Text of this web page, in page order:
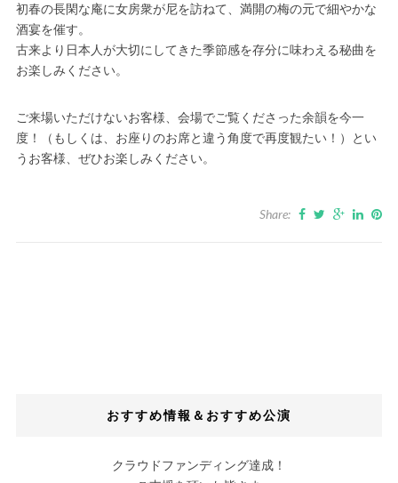
初春の長閑な庵に女房衆が尼を訪ねて、満開の梅の元で細やかな
酒宴を催す。
古来より日本人が大切にしてきた季節感を存分に味わえる秘曲を
お楽しみください。
ご来場いただけないお客様、会場でご覧くださった余韻を今一
度！（もしくは、お座りのお席と違う角度で再度観たい！）とい
うお客様、ぜひお楽しみください。
Share:
おすすめ情報＆おすすめ公演
クラウドファンディング達成！